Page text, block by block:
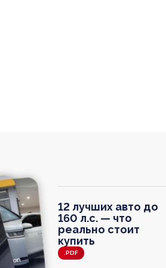
12 лучших авто до
160 л.с. — что
реально стоит
купить
.PDF